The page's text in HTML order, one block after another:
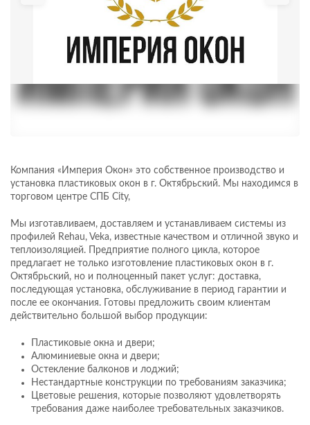
Компания «Империя Окон» это собственное производство и
установка пластиковых окон в г. Октябрьский. Мы находимся в
торговом центре СПБ City,
Мы изготавливаем, доставляем и устанавливаем системы из
профилей Rehau, Veka, известные качеством и отличной звуко и
теплоизоляцией. Предприятие полного цикла, которое
предлагает не только изготовление пластиковых окон в г.
Октябрьский, но и полноценный пакет услуг: доставка,
последующая установка, обслуживание в период гарантии и
после ее окончания. Готовы предложить своим клиентам
действительно большой выбор продукции:
Пластиковые окна и двери;
Алюминиевые окна и двери;
Остекление балконов и лоджий;
Нестандартные конструкции по требованиям заказчика;
Цветовые решения, которые позволяют удовлетворять
требования даже наиболее требовательных заказчиков.